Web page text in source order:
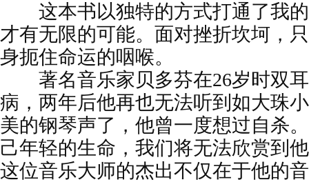
这本书以独特的方式打通了我的
才有无限的可能。面对挫折坎坷，
身扼住命运的咽喉。
著名音乐家贝多芬在26岁时双耳
病，两年后他再也无法听到如大珠
美的钢琴声了，他曾一度想过自杀
己年轻的生命，我们将无法欣赏到
这位音乐大师的杰出不仅在于他的